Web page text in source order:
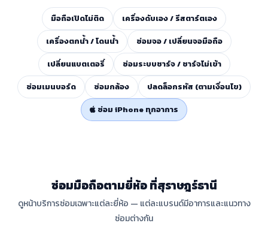
มือถือเปิดไม่ติด
เครื่องดับเอง / รีสตาร์ตเอง
เครื่องตกน้ำ / โดนน้ำ
ซ่อมจอ / เปลี่ยนจอมือถือ
เปลี่ยนแบตเตอรี่
ซ่อมระบบชาร์จ / ชาร์จไม่เข้า
ซ่อมเมนบอร์ด
ซ่อมกล้อง
ปลดล็อกรหัส (ตามเงื่อนไข)
ซ่อม iPhone ทุกอาการ
ซ่อมมือถือตามยี่ห้อ ที่สุราษฎร์ธานี
ดูหน้าบริการซ่อมเฉพาะแต่ละยี่ห้อ — แต่ละแบรนด์มีอาการและแนวทาง
ซ่อมต่างกัน